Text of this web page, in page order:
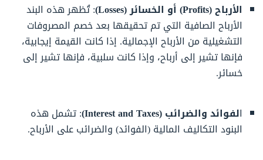
الأرباح (Profits) أو الخسائر (Losses)
: تُظهر هذه البند
الأرباح الصافية التي تم تحقيقها بعد خصم المصروفات
التشغيلية من الأرباح الإجمالية. إذا كانت القيمة إيجابية،
فإنها تشير إلى أرباح، وإذا كانت سلبية، فإنها تشير إلى
خسائر.
الفوائد والضرائب (Interest and Taxes)
: تشمل هذه
البنود التكاليف المالية (الفوائد) والضرائب على الأرباح.